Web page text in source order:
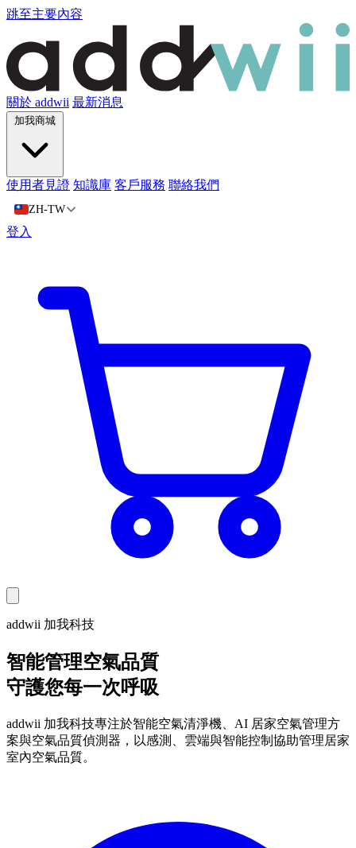
跳至主要內容
關於 addwii 最新消息
加我商城
使用者見證 知識庫 客戶服務 聯絡我們
ZH-TW
登入
addwii 加我科技
智能管理空氣品質
守護您每一次呼吸
addwii 加我科技專注於智能空氣清淨機、AI 居家空氣管理方
案與空氣品質偵測器，以感測、雲端與智能控制協助管理居家
室內空氣品質。